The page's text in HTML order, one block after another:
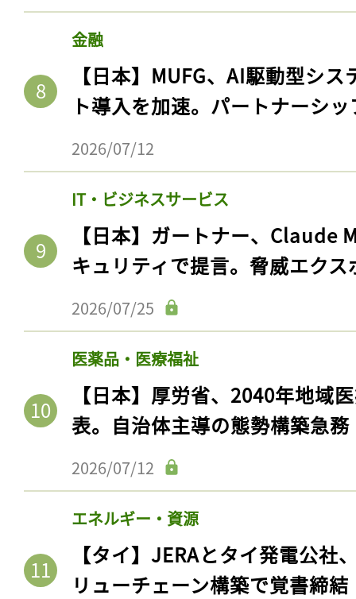
金融
【日本】MUFG、AI駆動型シ
ト導入を加速。パートナーシ
2026/07/12
IT・ビジネスサービス
【日本】ガートナー、Claude
キュリティで提言。脅威エク
2026/07/25
医薬品・医療福祉
【日本】厚労省、2040年地域
表。自治体主導の態勢構築急務
2026/07/12
エネルギー・資源
【タイ】JERAとタイ発電公社
リューチェーン構築で覚書締結
ログイン
会員登録